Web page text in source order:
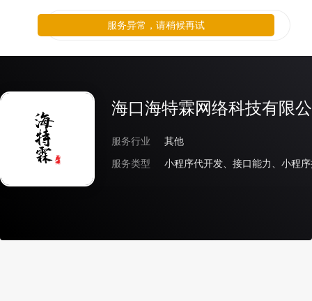
海口海特霖网络科技有限
服务行业
其他
服务类型
小程序代开发、接口能力、小程
服务异常，请稍候再试